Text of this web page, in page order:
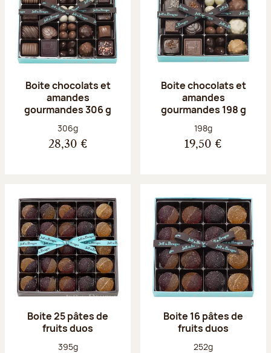
Boite chocolats et
amandes
gourmandes 306 g
Poids net :
306g
28,30 €
Boite chocolats et
amandes
gourmandes 198 g
Poids net :
198g
19,50 €
Boite 25 pâtes de
fruits duos
Poids net :
395g
Boite 16 pâtes de
fruits duos
Poids net :
252g